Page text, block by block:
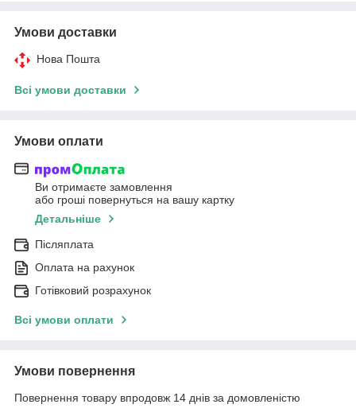
Умови доставки
Нова Пошта
Всі умови доставки
Умови оплати
Ви отримаєте замовлення
або гроші повернуться на вашу картку
Детальніше
Післяплата
Оплата на рахунок
Готівковий розрахунок
Всі умови оплати
Умови повернення
Повернення товару впродовж 14 днів за домовленістю